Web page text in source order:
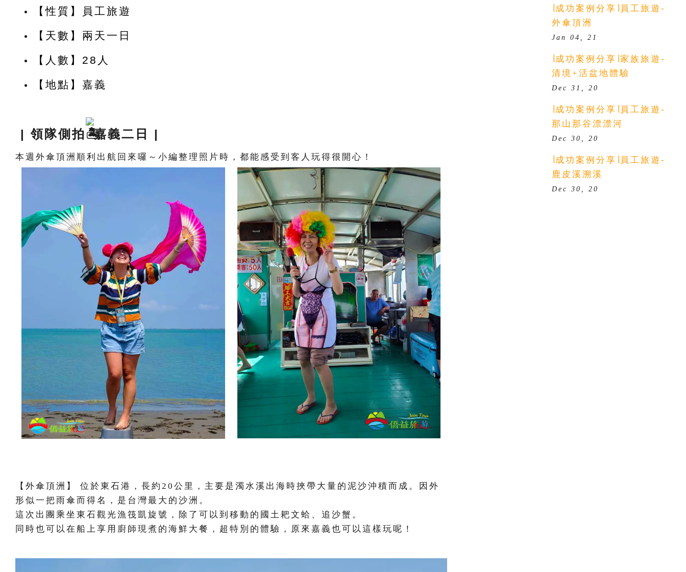
【性質】員工旅遊
【天數】兩天一日
【人數】28人
【地點】嘉義
| 領隊側拍 嘉義二日 |
本週外傘頂洲順利出航回來囉～小編整理照片時，都能感受到客人玩得很開心！
【外傘頂洲】 位於東石港，長約20公里，主要是濁水溪出海時挾帶大量的泥沙沖積而成。因外
形似一把雨傘而得名，是台灣最大的沙洲。
這次出團乘坐東石觀光漁筏凱旋號，除了可以到移動的國土耙文蛤、追沙蟹。
同時也可以在船上享用廚師現煮的海鮮大餐，超特別的體驗，原來嘉義也可以這樣玩呢！
∣成功案例分享∣員工旅遊-
外傘頂洲
Jan 04, 21
∣成功案例分享∣家族旅遊-
清境+活盆地體驗
Dec 31, 20
∣成功案例分享∣員工旅遊-
那山那谷漂漂河
Dec 30, 20
∣成功案例分享∣員工旅遊-
鹿皮溪溯溪
Dec 30, 20